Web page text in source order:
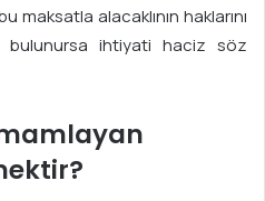
maksatla alacaklının haklarını
bulunursa ihtiyati haciz söz